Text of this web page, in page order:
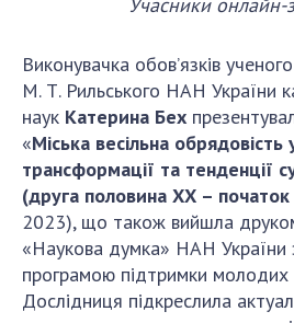
Учасники онлайн-
Виконувачка обов’язків
М. Т. Рильського НАН України
наук Катерина Бех
«Міська весільна обрядовість
трансформації та тенденції
(друга половина ХХ – початок
2023), що також вийшла
«Наукова думка» НАН України
програмою підтримки молодих
Дослідниця підкреслила